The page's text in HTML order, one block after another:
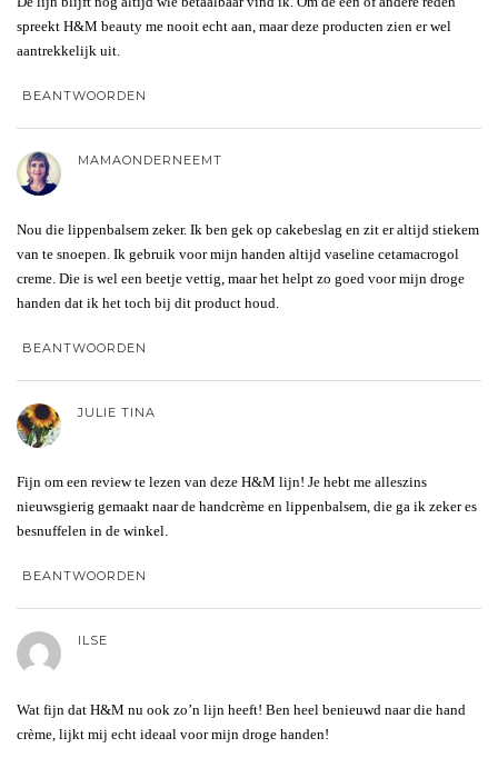
spreekt H&M beauty me nooit echt aan, maar deze producten zien er wel
aantrekkelijk uit.
BEANTWOORDEN
MAMAONDERNEEMT
Nou die lippenbalsem zeker. Ik ben gek op cakebeslag en zit er altijd stiekem
van te snoepen. Ik gebruik voor mijn handen altijd vaseline cetamacrogol
creme. Die is wel een beetje vettig, maar het helpt zo goed voor mijn droge
handen dat ik het toch bij dit product houd.
BEANTWOORDEN
JULIE TINA
Fijn om een review te lezen van deze H&M lijn! Je hebt me alleszins
nieuwsgierig gemaakt naar de handcrème en lippenbalsem, die ga ik zeker es
besnuffelen in de winkel.
BEANTWOORDEN
ILSE
Wat fijn dat H&M nu ook zo’n lijn heeft! Ben heel benieuwd naar die hand
crème, lijkt mij echt ideaal voor mijn droge handen!